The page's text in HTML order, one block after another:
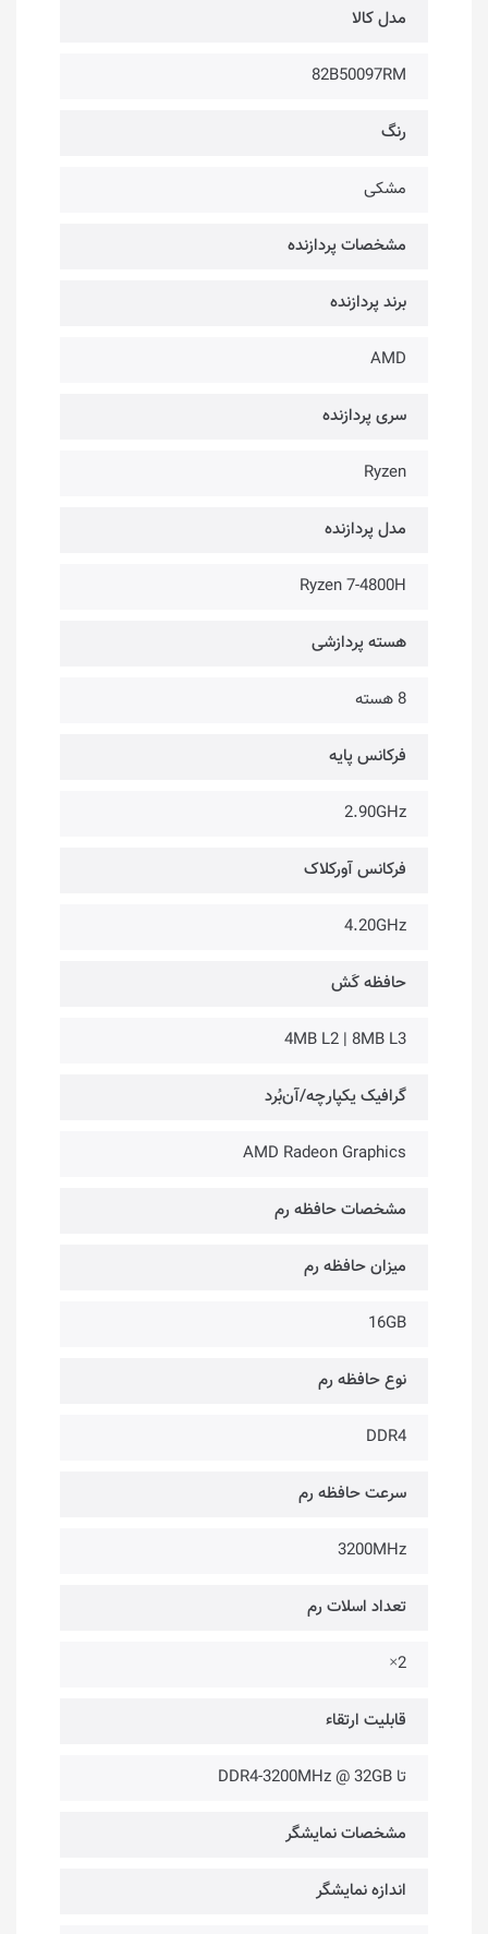
مدل کالا
82B50097RM
رنگ
مشکی
مشخصات پردازنده
برند پردازنده
AMD
سری پردازنده
Ryzen
مدل پردازنده
Ryzen 7-4800H
هسته پردازشی
8 هسته
فرکانس پایه
2.90GHz
فرکانس آورکلاک
4.20GHz
حافظه کَش
4MB L2 | 8MB L3
گرافیک یکپارچه/آن‌بُرد
AMD Radeon Graphics
مشخصات حافظه رم
میزان حافظه رم
16GB
نوع حافظه رم
DDR4
سرعت حافظه رم
3200MHz
تعداد اسلات رم
2×
قابلیت ارتقاء
تا DDR4-3200MHz @ 32GB
مشخصات نمایشگر
اندازه نمایشگر